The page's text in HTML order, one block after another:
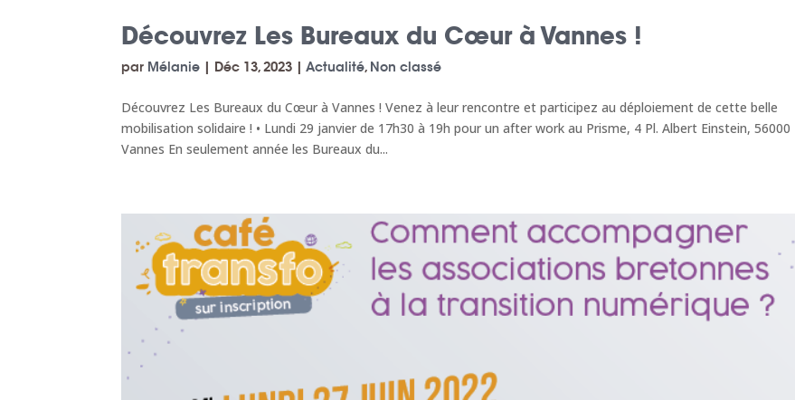
Découvrez Les Bureaux du Cœur à Vannes !
par Mélanie | Déc 13, 2023 |Actualité, Non classé
Découvrez Les Bureaux du Cœur à Vannes ! Venez à leur rencontre et participez au déploiement de cette belle
mobilisation solidaire ! • Lundi 29 janvier de 17h30 à 19h pour un after work au Prisme, 4 Pl. Albert Einstein, 56000
Vannes En seulement année les Bureaux du...